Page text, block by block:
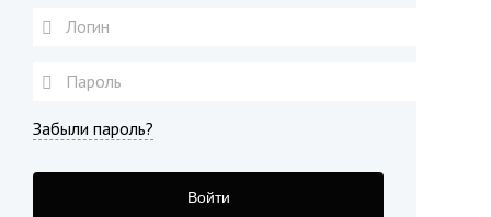
Забыли пароль?
Войти